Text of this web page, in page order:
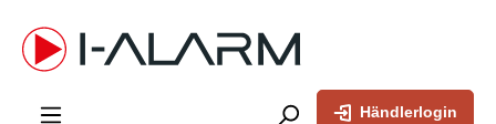
springen
Händlerlogin